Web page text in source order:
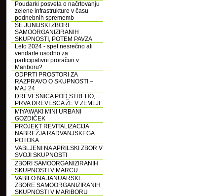
Poudarki posveta o načrtovanju
zelene infrastrukture v času
podnebnih sprememb
ŠE JUNIJSKI ZBORI
SAMOORGANIZIRANIH
SKUPNOSTI, POTEM PAVZA
Leto 2024 - spet nesrečno ali
vendarle usodno za
participativni proračun v
Mariboru?
ODPRTI PROSTORI ZA
RAZPRAVO O SKUPNOSTI –
MAJ 24
DREVESNICA POD STREHO,
PRVA DREVESCA ŽE V ZEMLJI
MIYAWAKI MINI URBANI
GOZDIČEK
PROJEKT REVITALIZACIJA
NABREŽJA RADVANJSKEGA
POTOKA
VABLJENI NA APRILSKI ZBOR V
SVOJI SKUPNOSTI
ZBORI SAMOORGANIZIRANIH
SKUPNOSTI V MARCU
VABILO NA JANUARSKE
ZBORE SAMOORGANIZIRANIH
SKUPNOSTI V MARIBORU